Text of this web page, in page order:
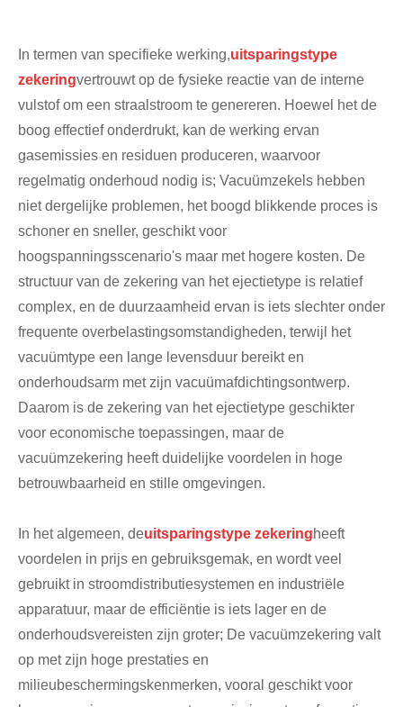
In termen van specifieke werking,uitsparingstype
zekeringvertrouwt op de fysieke reactie van de interne
vulstof om een ​​straalstroom te genereren. Hoewel het de
boog effectief onderdrukt, kan de werking ervan
gasemissies en residuen produceren, waarvoor
regelmatig onderhoud nodig is; Vacuümzekels hebben
niet dergelijke problemen, het boogd blikkende proces is
schoner en sneller, geschikt voor
hoogspanningsscenario's maar met hogere kosten. De
structuur van de zekering van het ejectietype is relatief
complex, en de duurzaamheid ervan is iets slechter onder
frequente overbelastingsomstandigheden, terwijl het
vacuümtype een lange levensduur bereikt en
onderhoudsarm met zijn vacuümafdichtingsontwerp.
Daarom is de zekering van het ejectietype geschikter
voor economische toepassingen, maar de
vacuümzekering heeft duidelijke voordelen in hoge
betrouwbaarheid en stille omgevingen.
In het algemeen, deuitsparingstype zekeringheeft
voordelen in prijs en gebruiksgemak, en wordt veel
gebruikt in stroomdistributiesystemen en industriële
apparatuur, maar de efficiëntie is iets lager en de
onderhoudsvereisten zijn groter; De vacuümzekering valt
op met zijn hoge prestaties en
milieubeschermingskenmerken, vooral geschikt voor